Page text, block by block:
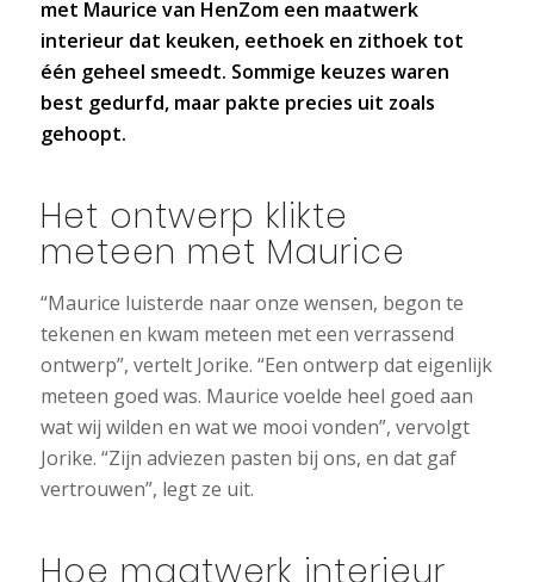
met Maurice van HenZom een maatwerk
interieur dat keuken, eethoek en zithoek tot
één geheel smeedt. Sommige keuzes waren
best gedurfd, maar pakte precies uit zoals
gehoopt.
Het ontwerp klikte
meteen met Maurice
“Maurice luisterde naar onze wensen, begon te
tekenen en kwam meteen met een verrassend
ontwerp”, vertelt Jorike. “Een ontwerp dat eigenlijk
meteen goed was. Maurice voelde heel goed aan
wat wij wilden en wat we mooi vonden”, vervolgt
Jorike. “Zijn adviezen pasten bij ons, en dat gaf
vertrouwen”, legt ze uit.
Hoe maatwerk interieur